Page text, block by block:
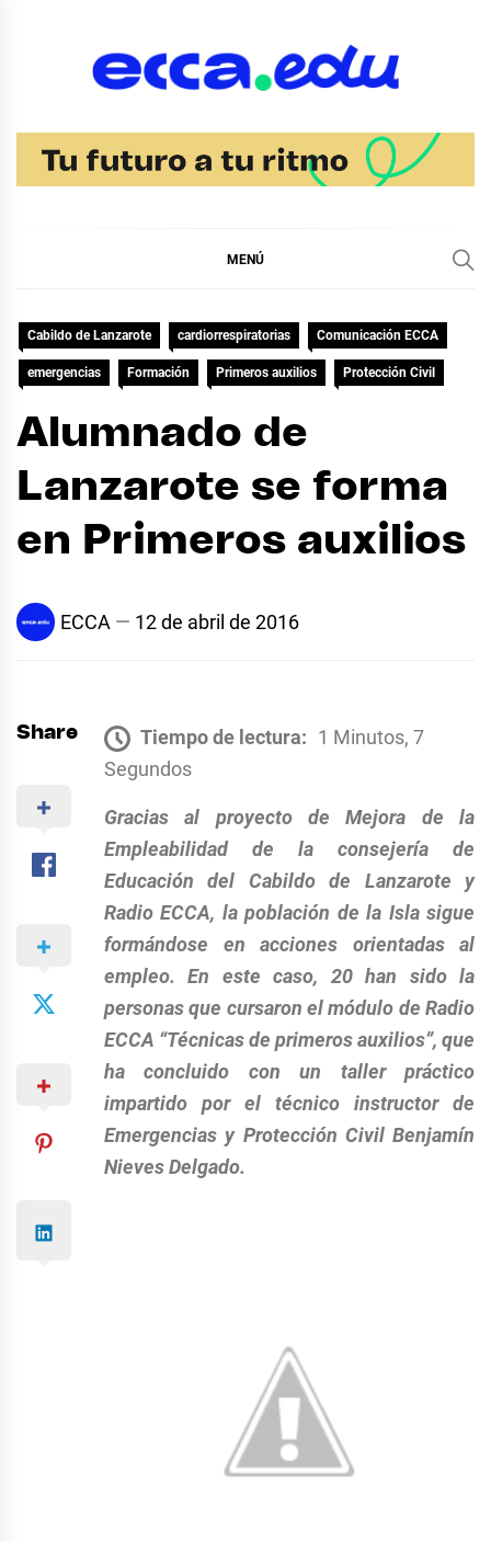
MENÚ
Cabildo de Lanzarote cardiorrespiratorias Comunicación ECCA
emergencias Formación Primeros auxilios Protección Civil
Alumnado de
Lanzarote se forma
en Primeros auxilios
ECCA 12 de abril de 2016
Share Tiempo de lectura: 1 Minutos, 7
Segundos
Gracias al proyecto de Mejora de la
Empleabilidad de la consejería de
Educación del Cabildo de Lanzarote y
Radio ECCA, la población de la Isla sigue
formándose en acciones orientadas al
empleo.En este caso, 20 han sido la
personas que cursaron el módulo de Radio
ECCA “Técnicas de primeros auxilios”, que
ha concluido con un taller práctico
impartido por el técnico instructor de
Emergencias y Protección Civil Benjamín
Nieves Delgado.